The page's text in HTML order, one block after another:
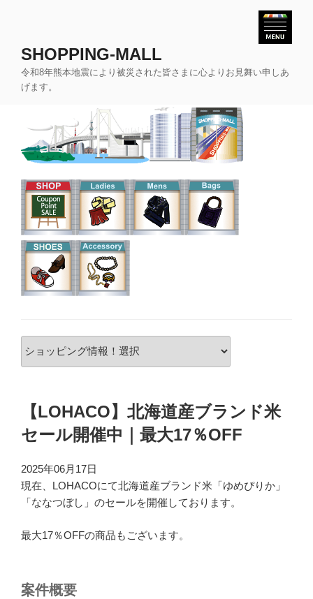
SHOPPING-MALL
令和8年熊本地震により被災された皆さまに心よりお見舞い申しあ
げます。
【LOHACO】北海道産ブランド米
セール開催中｜最大17％OFF
2025年06月17日
現在、LOHACOにて北海道産ブランド米「ゆめぴりか」
「ななつぼし」のセールを開催しております。
最大17％OFFの商品もございます。
案件概要